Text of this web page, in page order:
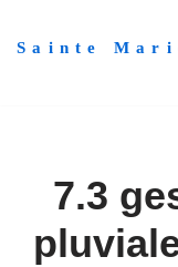
Aller
Sainte
7.3